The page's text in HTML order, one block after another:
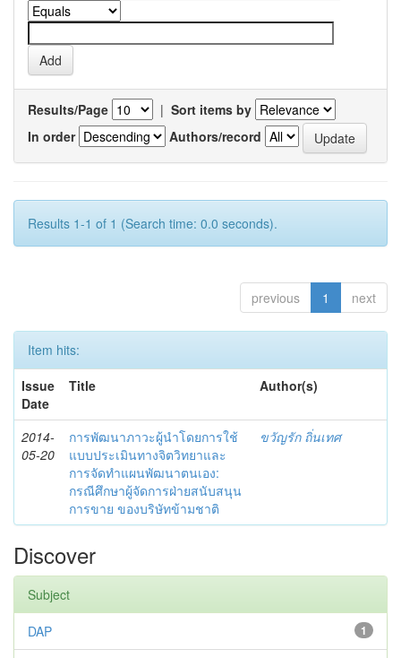
Results/Page | Sort items by
In order
Authors/record
Results 1-1 of 1 (Search time: 0.0 seconds).
previous 1 next
Item hits:
Issue
Date
Title Author(s)
2014-
05-20
การพัฒนาภาวะผู้นำโดยการใช้
แบบประเมินทางจิตวิทยาและ
การจัดทำแผนพัฒนาตนเอง:
กรณีศึกษาผู้จัดการฝ่ายสนับสนุน
การขาย ของบริษัทข้ามชาติ
ขวัญรัก ถิ่นเทศ
Discover
Subject
1
DAP